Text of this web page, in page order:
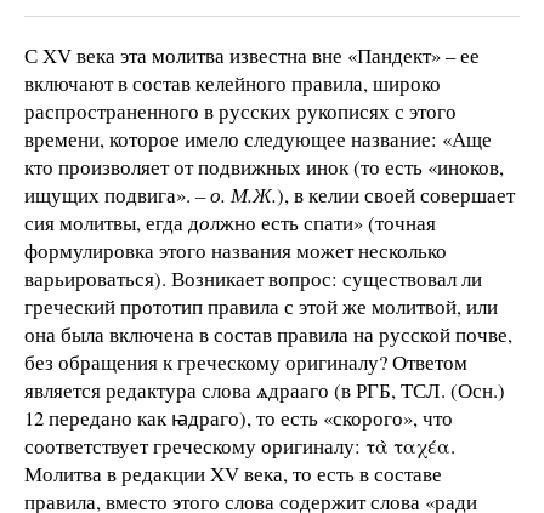
С XV века эта молитва известна вне «Пандект» – ее
включают в состав келейного правила, широко
распространенного в русских рукописях с этого
времени, которое имело следующее название: «Аще
кто произволяет от подвижных инок (то есть «иноков,
ищущих подвига». – о. М.Ж.), в келии своей совершает
сия молитвы, егда должно есть спати» (точная
формулировка этого названия может несколько
варьироваться). Возникает вопрос: существовал ли
греческий прототип правила с этой же молитвой, или
она была включена в состав правила на русской почве,
без обращения к греческому оригиналу? Ответом
является редактура слова ѧдрааго (в РГБ, ТСЛ. (Осн.)
12 передано как ꙗдраго), то есть «скорого», что
соответствует греческому оригиналу: τὰ ταχέα.
Молитва в редакции XV века, то есть в составе
правила, вместо этого слова содержит слова «ради